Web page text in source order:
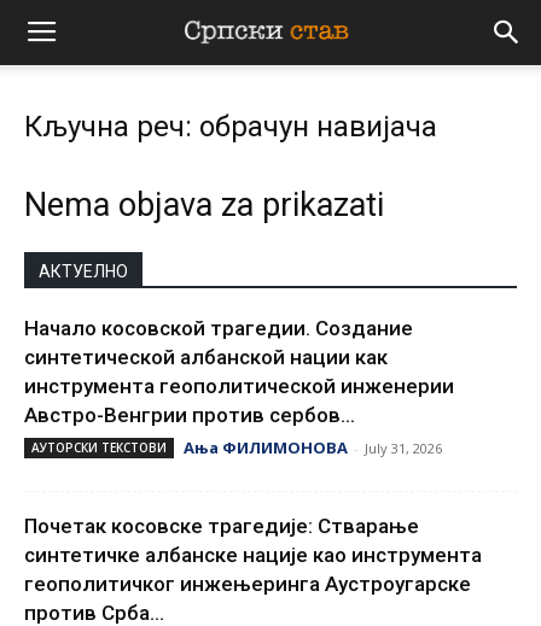
Српски
ставКључна реч: обрачун навијача
Nema objava za prikazati
АКТУЕЛНО
Начало косовской трагедии. Создание
синтетической албанской нации как
инструмента геополитической инженерии
Австро-Венгрии против сербов...
АУТОРСКИ ТЕКСТОВИ Ања ФИЛИМОНОВА - July 31, 2026
Почетак косовске трагедије: Стварање
синтетичке албанске нације као инструмента
геополитичког инжењеринга Аустроугарске
против Срба...